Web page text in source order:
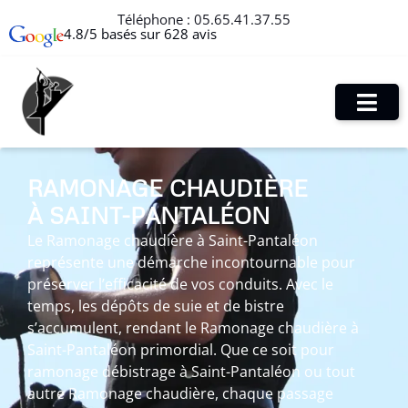
Téléphone : 05.65.41.37.55
4.8/5 basés sur 628 avis
RAMONAGE CHAUDIÈRE
À SAINT-PANTALÉON
Le Ramonage chaudière à Saint-Pantaléon
représente une démarche incontournable pour
préserver l’efficacité de vos conduits. Avec le
temps, les dépôts de suie et de bistre
s’accumulent, rendant le Ramonage chaudière à
Saint-Pantaléon primordial. Que ce soit pour
ramonage débistrage à Saint-Pantaléon ou tout
autre Ramonage chaudière, chaque passage